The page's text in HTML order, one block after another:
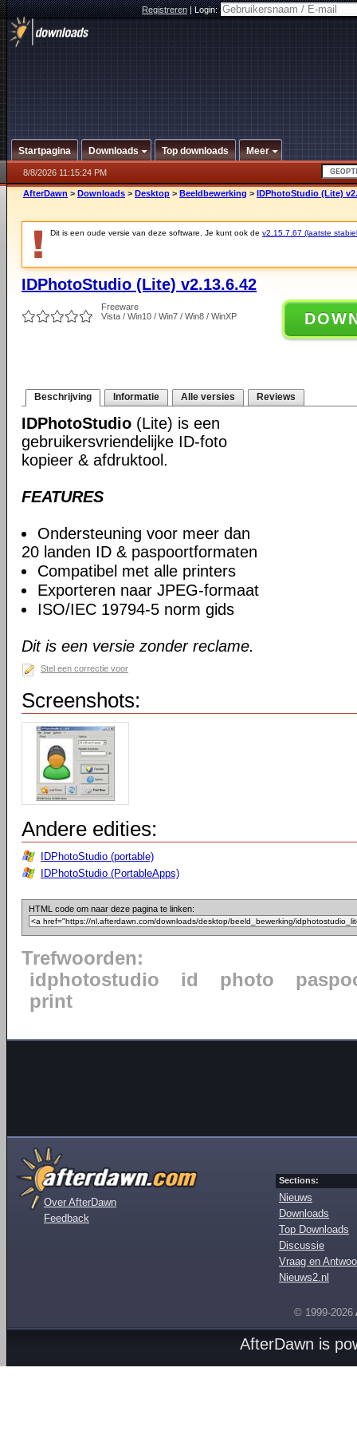
Registreren|Login:
Startpagina Downloads Top downloads Meer
8/8/2026 11:15:24 PM
AfterDawn > Downloads > Desktop > Beeldbewerking > IDPhotoStudio (Lite)
Dit is een oude versie van deze software. Je kunt ook de v2.15.7.67 (laatste
IDPhotoStudio (Lite) v2.13.6.42
Freeware
Vista / Win10 / Win7 / Win8 / WinXP
Beschrijving Informatie Alle versies Reviews
IDPhotoStudio (Lite) is een
gebruikersvriendelijke ID-foto
kopieer & afdruktool.
FEATURES
Ondersteuning voor meer dan
20 landen ID & paspoortformaten
Compatibel met alle printers
Exporteren naar JPEG-formaat
ISO/IEC 19794-5 norm gids
Dit is een versie zonder reclame.
Stel een correctie voor
Screenshots:
Andere edities:
IDPhotoStudio (portable)
IDPhotoStudio (PortableApps)
HTML code om naar deze pagina te linken:
Trefwoorden:
idphotostudio
id photo
print
Over AfterDawn
Feedback
Sections:
Nieuws
Downloads
Top Downloads
Discussie
Vraag en
Nieuws2.nl
© 1999-2026
AfterDawn is